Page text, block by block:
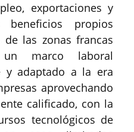
exportaciones y
propios
las zonas francas
un marco laboral
y adaptado a la era
aprovechando
calificado, con la
tecnológicos de